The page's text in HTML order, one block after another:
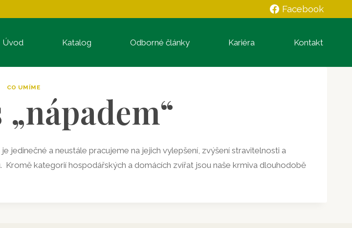
Facebook
Úvod Katalog Odborné články Kariéra Kontakt
CO UMÍME
a neustále pracujeme na jejich vylepšení, zvýšení stravitelnosti a
kategorií hospodářských a domácích zvířat jsou naše krmiva dlouhodobě